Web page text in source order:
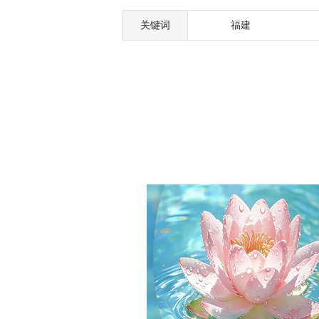
关键词 福建